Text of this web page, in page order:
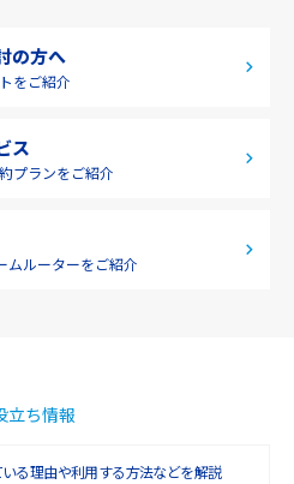
の方へ
をご紹介
ス
プランをご紹介
ムルーターをご紹介
立ち情報
る理由や利用する方法などを解説